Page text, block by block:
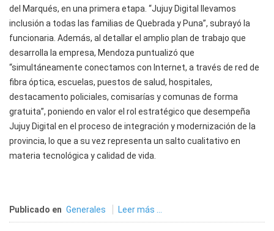
del Marqués, en una primera etapa. “Jujuy Digital llevamos
inclusión a todas las familias de Quebrada y Puna”, subrayó la
funcionaria. Además, al detallar el amplio plan de trabajo que
desarrolla la empresa, Mendoza puntualizó que
“simultáneamente conectamos con Internet, a través de red de
fibra óptica, escuelas, puestos de salud, hospitales,
destacamento policiales, comisarías y comunas de forma
gratuita”, poniendo en valor el rol estratégico que desempeña
Jujuy Digital en el proceso de integración y modernización de la
provincia, lo que a su vez representa un salto cualitativo en
materia tecnológica y calidad de vida.
Publicado en Generales Leer más ...